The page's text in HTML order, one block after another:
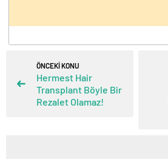
ÖNCEKİ KONU
Hermest Hair
Transplant Böyle Bir
Rezalet Olamaz!